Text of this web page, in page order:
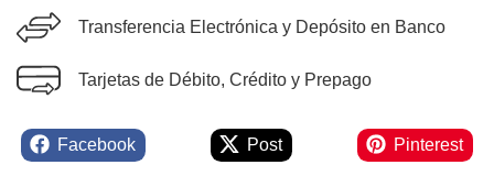
Transferencia Electrónica y Depósito en Banco
Tarjetas de Débito, Crédito y Prepago
Facebook Post Pinterest